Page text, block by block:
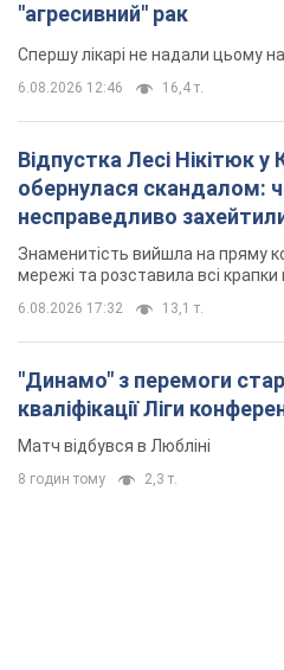
"агресивний" рак
Спершу лікарі не надали цьому
6.08.2026 12:46 16,4 т.
Відпустка Лесі Нікітюк у
обернулася скандалом:
несправедливо
Знаменитість вийшла на пряму
мережі та розставила всі крапки
6.08.2026 17:32 13,1 т.
"Динамо" з перемоги
кваліфікації Ліги
Матч відбувся в Любліні
8 годин тому 2,3 т.